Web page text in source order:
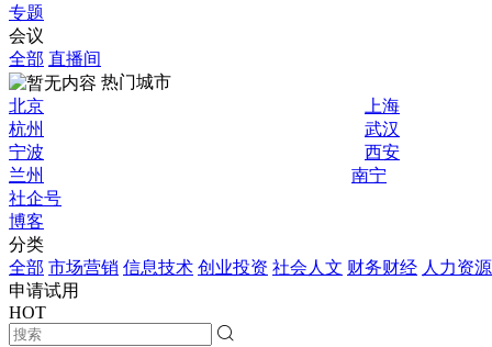
专题
会议
全部 直播间
热门城市
北京
上海
杭州
武汉
宁波
西安
兰州
南宁
社企号
博客
分类
全部 市场营销 信息技术 创业投资 社会人文 财务财经 人力资源
申请试用
HOT